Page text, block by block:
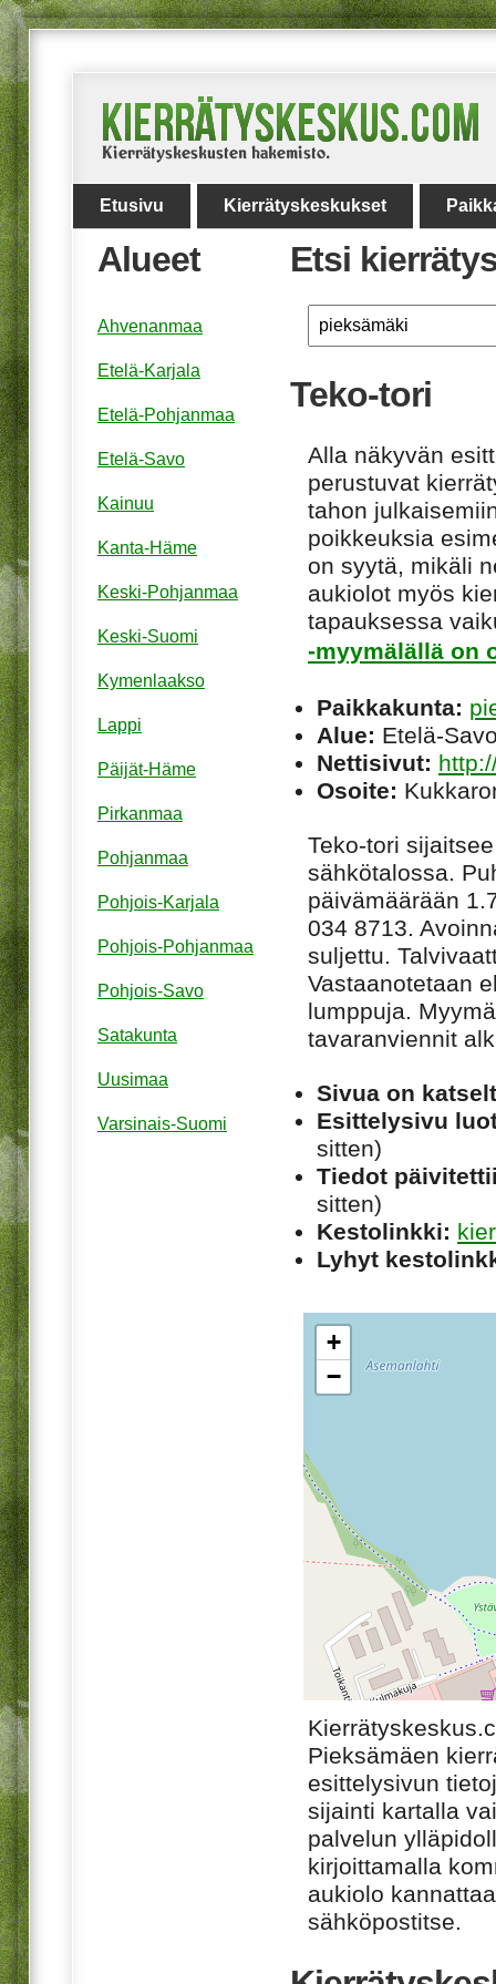
Etusivu Kierrätyskeskukset
Etsi
Teko-tori
Alla näkyvän
perustuvat
tahon
poikkeuksia
on syytä, mikäli
aukiolot myös
tapauksessa
-myymälällä on
Paikkakunta:
Alue: Etelä-
Nettisivut:
Osoite:
Teko-tori
sähkötalossa.
päivämäärään
034 8713.
suljettu.
Vastaanotetaan
lumppuja.
tavaranviennit
Sivua on
Esittelysivu
sitten)
Tiedot
sitten)
Kestolinkki:
Lyhyt
+
−
Pieksämäen
esittelysivun
sijainti kartalla
palvelun
kirjoittamalla
aukiolo
sähköpostitse.
Alueet
Ahvenanmaa
Etelä-Karjala
Etelä-Pohjanmaa
Etelä-Savo
Kainuu
Kanta-Häme
Keski-Pohjanmaa
Keski-Suomi
Kymenlaakso
Lappi
Päijät-Häme
Pirkanmaa
Pohjanmaa
Pohjois-Karjala
Pohjois-Pohjanmaa
Pohjois-Savo
Satakunta
Uusimaa
Varsinais-Suomi